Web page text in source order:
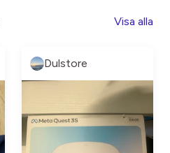
Visa alla
Dulstore